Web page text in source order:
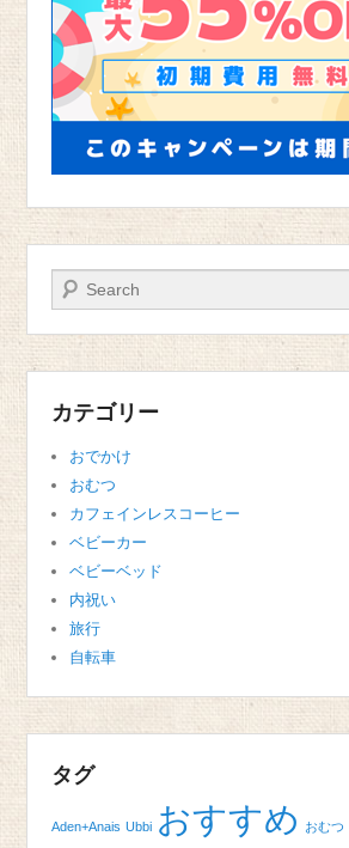
検索
カテゴリー
おでかけ
おむつ
カフェインレスコーヒー
ベビーカー
ベビーベッド
内祝い
旅行
自転車
タグ
Aden+Anais Ubbi おすすめ おむつ